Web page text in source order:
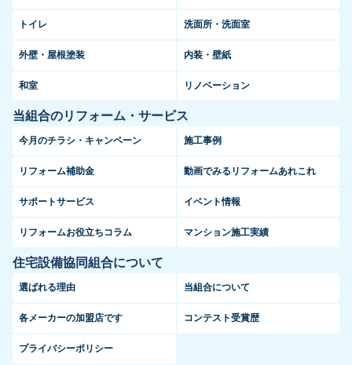
トイレ 洗面所・洗面室
外壁・屋根塗装 内装・壁紙
和室 リノベーション
当組合のリフォーム・サービス
今月のチラシ・キャンペーン 施工事例
リフォーム補助金 動画でみるリフォームあれこれ
サポートサービス イベント情報
リフォームお役立ちコラム マンション施工実績
住宅設備協同組合について
選ばれる理由 当組合について
各メーカーの加盟店です コンテスト受賞歴
プライバシーポリシー